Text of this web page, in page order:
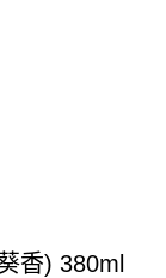
香) 380ml